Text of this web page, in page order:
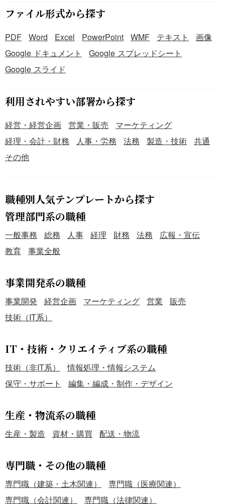
ファイル形式から探す
PDF Word Excel PowerPoint WMF テキスト
画像
Google ドキュメント
Google スプレッドシート
Google スライド
利用されやすい部署から探す
経営・経営企画 営業・販売
マーケティング
経理・会計・財務
人事・労務 法務 製造・技術
共通
その他
職種別人気テンプレートから探す
管理部門系の職種
一般事務 総務 人事 経理 財務 法務
広報・宣伝
教育
事業全般
事業開発系の職種
事業開発 経営企画 マーケティング 営業
販売
技術（IT系）
IT・技術・クリエイティブ系の職種
技術（非IT系）
情報処理・情報システム
保守・サポート
編集・編成・制作・デザイン
生産・物流系の職種
生産・製造 資材・購買 配送・物流
専門職・その他の職種
専門職（建築・土木関連）
専門職（医療関連）
専門職（会計関連）
専門職（法律関連）